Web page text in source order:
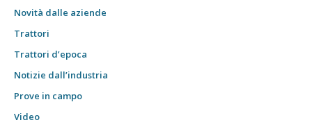
Novità dalle aziende
Trattori
Trattori d’epoca
Notizie dall’industria
Prove in campo
Video